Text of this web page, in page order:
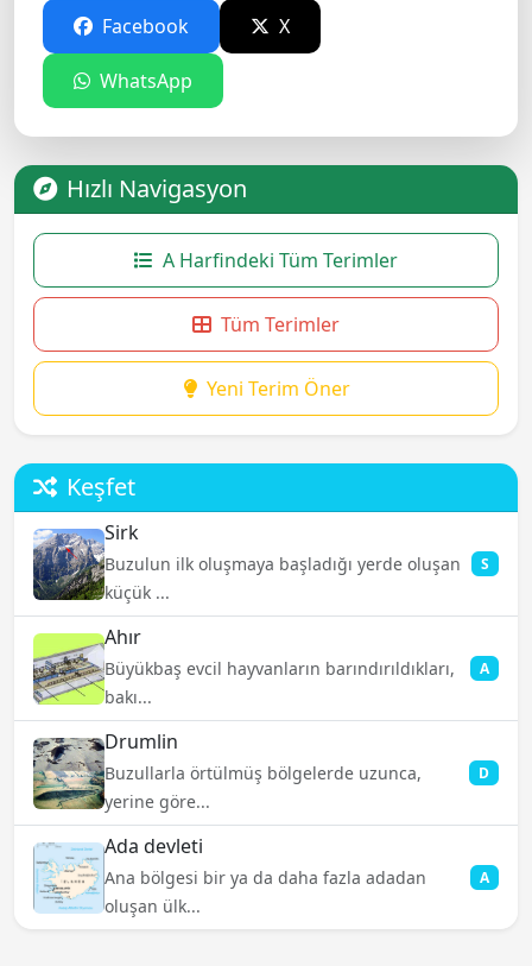
Facebook X
WhatsApp
Hızlı Navigasyon
A Harfindeki Tüm Terimler
Tüm Terimler
Yeni Terim Öner
Keşfet
Sirk
Buzulun ilk oluşmaya başladığı yerde oluşan
küçük ...
S
Ahır
Büyükbaş evcil hayvanların barındırıldıkları,
bakı...
A
Drumlin
Buzullarla örtülmüş bölgelerde uzunca,
yerine göre...
D
Ada devleti
Ana bölgesi bir ya da daha fazla adadan
oluşan ülk...
A